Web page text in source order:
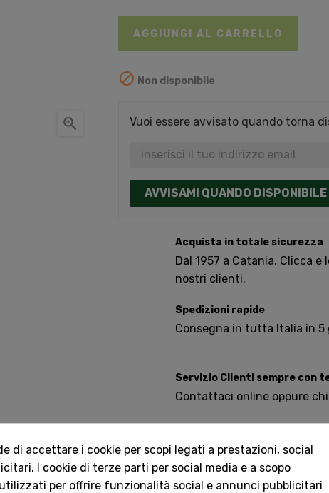

AGGIUNGI AL CARRELLO
 Non disponibile
Vuoi essere avvisato quando torna
AVVISAMI QUANDO DISPONIBILE
Acquista in totale sicurezza
Dal 1957 a Catania. Clicca
nostri clienti.
Spedizioni rapide
Consegna in tutta Italia in 5
Servizio Clienti sempre con
Contattaci online oppure
Senza coloranti, conservanti e aromi
di accettare i cookie per scopi legati a prestazioni, social
I cookie di terze parti per social media e a scopo
per offrire funzionalità social e annunci pubblicitari